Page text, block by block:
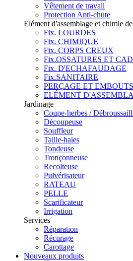
Vêtement de travail
Protection Anti-chute
Elément d'assemblage et chimie
Fix. LOURDES
Fix. CHIMIQUE
Fix. CORPS CREUX
Fix.OSSATURES ET
Fix. D'ECHAFAUDAGE
Fix.SANITAIRE
PERÇAGE ET EMBOUTS
ELÉMENT
Jardinage
Coupe-herbes /
Découpeuse
Souffleur
Taille-haies
Tondeuse
Tronçonneuse
Recolteuse
Pulvérisateur
RATEAU
PELLE
Scarificateur
Irrigation
Services
Réparation
Récurage
Carottage
Nouveaux produits